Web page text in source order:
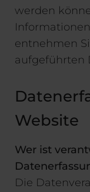
werden
entnehmen
aufgeführten
Website
Wer ist
Die